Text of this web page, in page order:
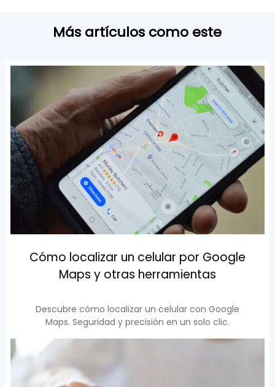
Más artículos como este
Cómo localizar un celular por Google
Maps y otras herramientas
Descubre cómo localizar un celular con Google
Maps. Seguridad y precisión en un solo clic.